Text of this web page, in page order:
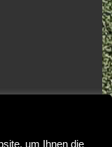
um Ihnen die